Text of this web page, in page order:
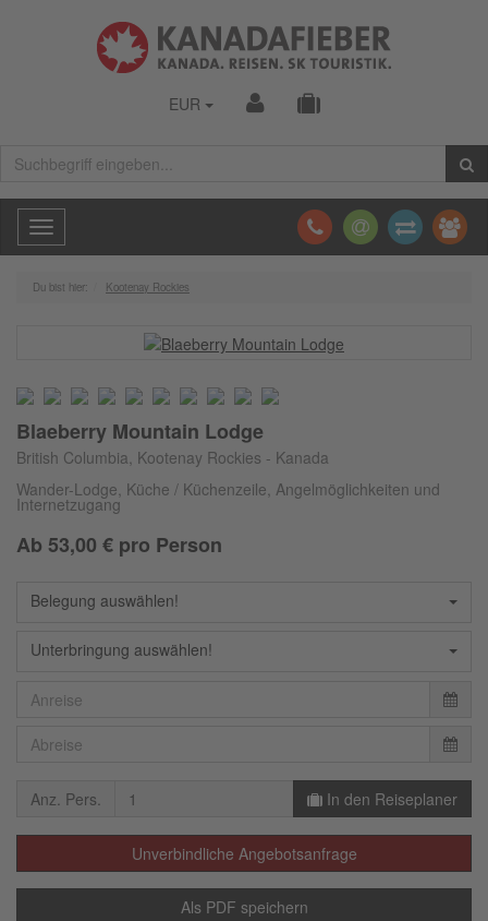
EUR
Toggle
navigation
Du bist hier: Kootenay Rockies
Blaeberry Mountain Lodge
British Columbia, Kootenay Rockies - Kanada
Wander-Lodge, Küche / Küchenzeile, Angelmöglichkeiten und
Internetzugang
Ab 53,00 € pro Person
Belegung auswählen!
Unterbringung auswählen!
Anz. Pers. In den Reiseplaner
Unverbindliche Angebotsanfrage
Als PDF speichern